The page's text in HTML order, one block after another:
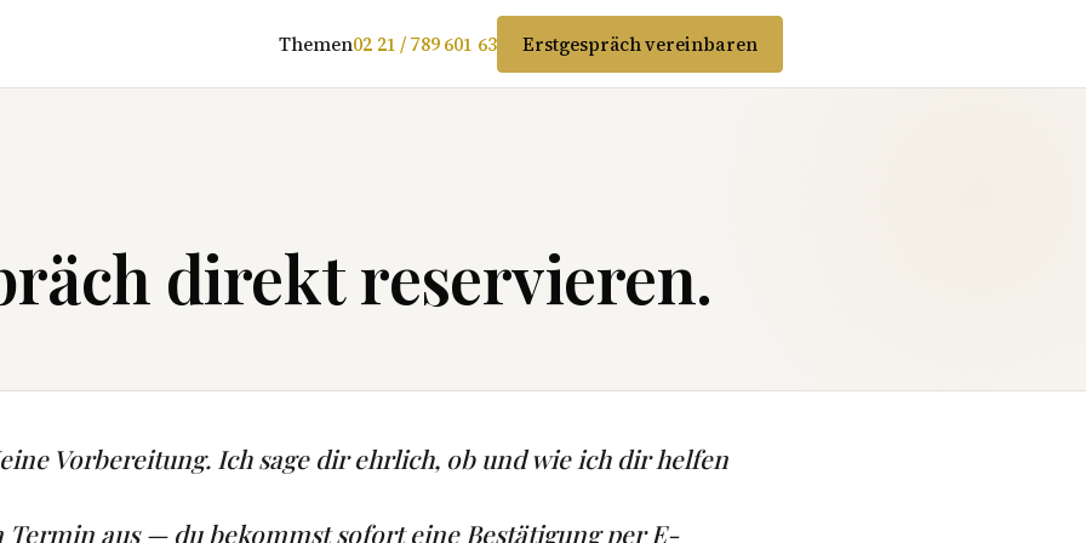
Themen02 21 / 789 601 63 Erstgespräch vereinbaren
direkt reservieren.
Vorbereitung. Ich sage dir ehrlich, ob und wie ich dir helfen
Termin aus — du bekommst sofort eine Bestätigung per E-